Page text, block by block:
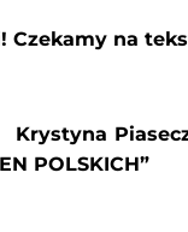
Czekamy na
Piaseczna
POLSKICH”